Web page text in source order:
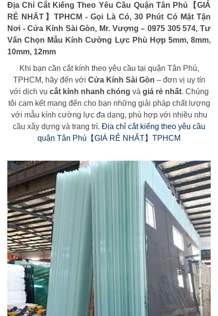
Địa Chỉ Cắt Kiếng Theo Yêu Cầu Quận Tân Phú【GIÁ
RẺ NHẤT】TPHCM - Gọi Là Có, 30 Phút Có Mặt Tận
Nơi - Cửa Kính Sài Gòn, Mr. Vượng – 0975 305 574, Tư
Vấn Chọn Mẫu Kính Cường Lực Phù Hợp 5mm, 8mm,
10mm, 12mm
Khi bạn cần cắt kính theo yêu cầu tại quận Tân Phú,
TPHCM, hãy đến với Cửa Kính Sài Gòn – đơn vị uy tín
với dịch vụ cắt kính nhanh chóng và giá rẻ nhất. Chúng
tôi cam kết mang đến cho bạn những giải pháp chất lượng
với mẫu kính cường lực đa dạng, phù hợp với nhiều nhu
cầu xây dựng và trang trí. Địa chỉ cắt kiếng theo yêu cầu
quận Tân Phú【GIÁ RẺ NHẤT】TPHCM